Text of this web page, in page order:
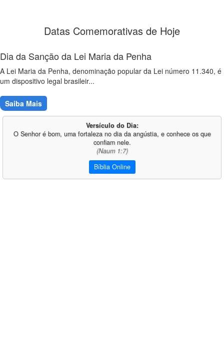
Datas Comemorativas de Hoje
Dia da Sanção da Lei Maria da Penha
A Lei Maria da Penha, denominação popular da Lei número 11.340, é
um dispositivo legal brasileir...
Saiba Mais
Versículo do Dia:
O Senhor é bom, uma fortaleza no dia da angústia, e conhece os que
confiam nele.
(Naum 1:7)
Bíblia Online